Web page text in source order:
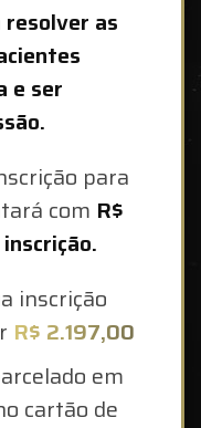
resolver as
e ser
para
com R$
inscrição
R$ 2.197,00
em
cartão de